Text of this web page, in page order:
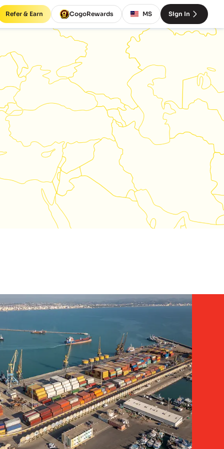
Refer & Earn CogoRewards MS Sign In